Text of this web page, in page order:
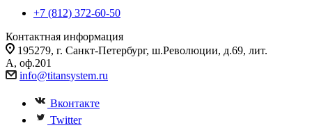
+7 (812) 372-60-50
Контактная информация
195279, г. Санкт-Петербург, ш.Революции, д.69, лит.
А, оф.201
info@titansystem.ru
Вконтакте
Twitter